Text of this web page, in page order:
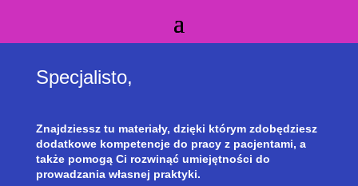
Specjalisto,
Znajdziessz tu materiały, dzięki którym zdobędziesz
dodatkowe kompetencje do pracy z pacjentami, a
także pomogą Ci rozwinąć umiejętności do
prowadzania własnej praktyki.